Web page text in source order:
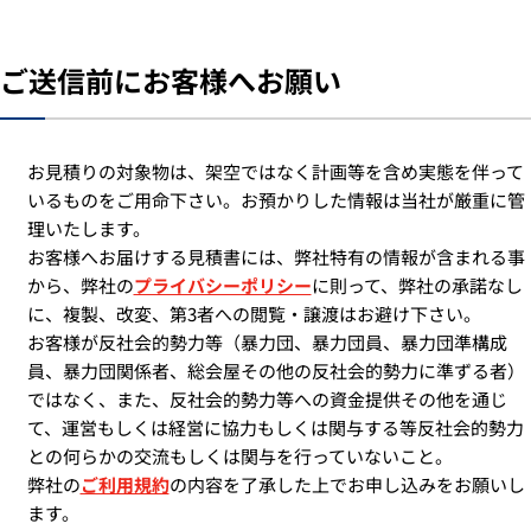
ご送信前にお客様へお願い
お見積りの対象物は、架空ではなく計画等を含め実態を伴って
いるものをご用命下さい。お預かりした情報は当社が厳重に管
理いたします。
お客様へお届けする見積書には、弊社特有の情報が含まれる事
から、弊社のプライバシーポリシーに則って、弊社の承諾なし
に、複製、改変、第3者への閲覧・譲渡はお避け下さい。
お客様が反社会的勢力等（暴力団、暴力団員、暴力団準構成
員、暴力団関係者、総会屋その他の反社会的勢力に準ずる者）
ではなく、また、反社会的勢力等への資金提供その他を通じ
て、運営もしくは経営に協力もしくは関与する等反社会的勢力
との何らかの交流もしくは関与を行っていないこと。
弊社のご利用規約の内容を了承した上でお申し込みをお願いし
ます。